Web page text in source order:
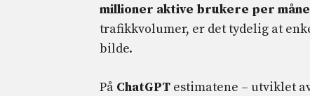
millioner aktive brukere per
trafikkvolumer, er det tydelig at
bilde.
På ChatGPT estimatene – utviklet